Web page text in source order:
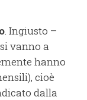
. Ingiusto –
vanno a
hanno
cioè
dalla